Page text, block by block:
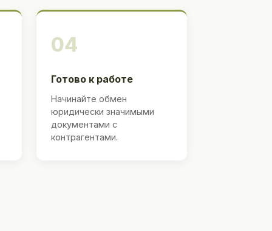
04
Готово к работе
Начинайте обмен
юридически значимыми
документами с
контрагентами.